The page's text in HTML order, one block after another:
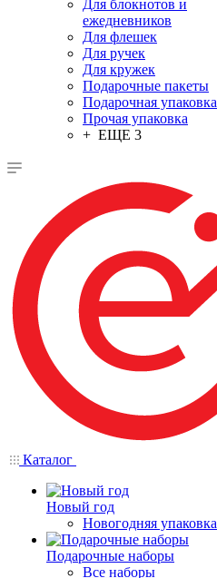
Для блокнотов и
ежедневников
Для флешек
Для ручек
Для кружек
Подарочные пакеты
Подарочная упаковка
Прочая упаковка
+ ЕЩЕ 3
Каталог
Новый год
Новогодняя упаковка
Подарочные наборы
Все наборы